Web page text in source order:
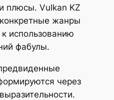
плюсы. Vulkan KZ
жанры
использованию
фабулы.
через